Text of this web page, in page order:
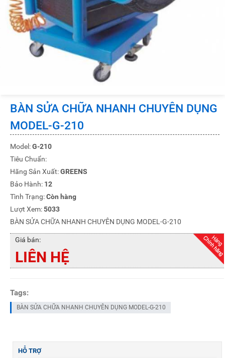
BÀN SỬA CHỮA NHANH CHUYÊN DỤNG
MODEL-G-210
Model:G-210
Tiêu Chuẩn:
Hãng Sản Xuất:GREENS
Bảo Hành: 12
Tình Trạng:Còn hàng
Lượt Xem:5033
BÀN SỬA CHỮA NHANH CHUYÊN DỤNG MODEL-G-210
Giá bán:
LIÊN HỆ
Tags:
BÀN SỬA CHỮA NHANH CHUYÊN DỤNG MODEL-G-210
HỖ TRỢ